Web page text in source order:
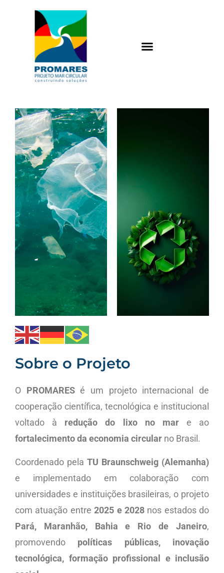
Sobre o Projeto
O PROMARESé um projeto internacional de
cooperação científica, tecnológica e institucional
voltado à redução do lixo no mare ao
fortalecimento da economia circular no Brasil.
Coordenado pela TU Braunschweig (Alemanha)
e implementado em colaboração com
universidades e instituições brasileiras, o projeto
com atuação entre2025 e 2028nos estados do
Pará, Maranhão, Bahia e Rio de Janeiro,
promovendo políticas públicas, inovação
tecnológica, formação profissional e inclusão